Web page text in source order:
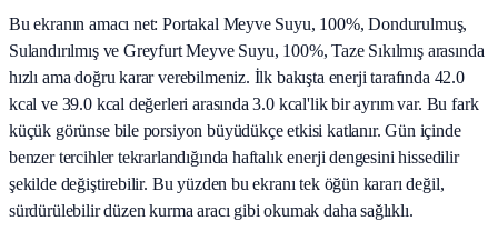
Bu ekranın amacı net: Portakal Meyve Suyu, 100%, Dondurulmuş,
Sulandırılmış ve Greyfurt Meyve Suyu, 100%, Taze Sıkılmış arasında
hızlı ama doğru karar verebilmeniz. İlk bakışta enerji tarafında 42.0
kcal ve 39.0 kcal değerleri arasında 3.0 kcal'lik bir ayrım var. Bu fark
küçük görünse bile porsiyon büyüdükçe etkisi katlanır. Gün içinde
benzer tercihler tekrarlandığında haftalık enerji dengesini hissedilir
şekilde değiştirebilir. Bu yüzden bu ekranı tek öğün kararı değil,
sürdürülebilir düzen kurma aracı gibi okumak daha sağlıklı.